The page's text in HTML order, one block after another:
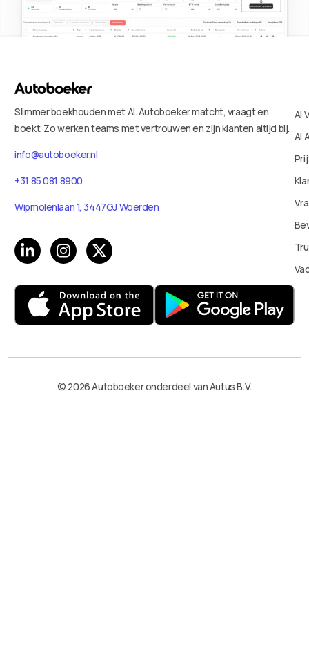
Slimmer boekhouden met AI. Autoboeker matcht, vraagt en
boekt. Zo werken teams met vertrouwen en zijn klanten altijd bij.
info@autoboeker.nl
+31 85 081 8900
Wipmolenlaan 1, 3447GJ Woerden
AI
AI
© 2026 Autoboeker onderdeel van Autus B.V.